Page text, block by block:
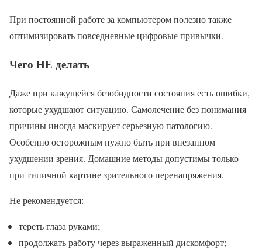
При постоянной работе за компьютером полезно также
оптимизировать повседневные цифровые привычки.
Чего НЕ делать
Даже при кажущейся безобидности состояния есть ошибки,
которые ухудшают ситуацию. Самолечение без понимания
причины иногда маскирует серьезную патологию.
Особенно осторожным нужно быть при внезапном
ухудшении зрения. Домашние методы допустимы только
при типичной картине зрительного перенапряжения.
Не рекомендуется:
тереть глаза руками;
продолжать работу через выраженный дискомфорт;